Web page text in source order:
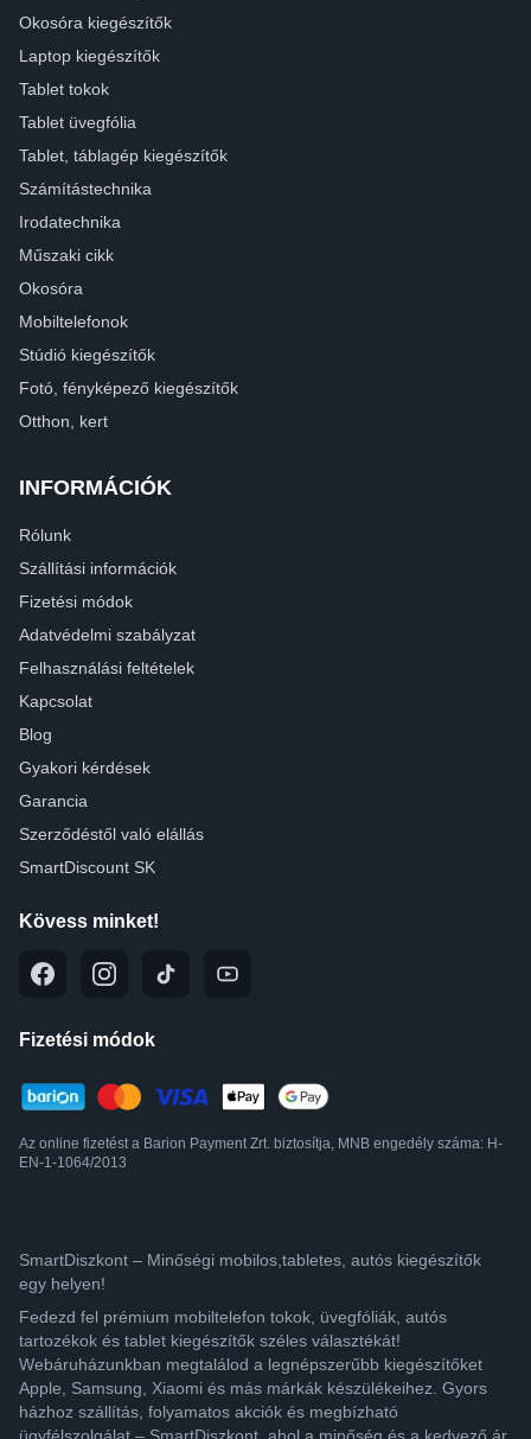
Okosóra kiegészítők
Laptop kiegészítők
Tablet tokok
Tablet üvegfólia
Tablet, táblagép kiegészítők
Számítástechnika
Irodatechnika
Műszaki cikk
Okosóra
Mobiltelefonok
Stúdió kiegészítők
Fotó, fényképező kiegészítők
Otthon, kert
INFORMÁCIÓK
Rólunk
Szállítási információk
Fizetési módok
Adatvédelmi szabályzat
Felhasználási feltételek
Kapcsolat
Blog
Gyakori kérdések
Garancia
Szerződéstől való elállás
SmartDiscount SK
Kövess minket!
Fizetési módok
Az online fizetést a Barion Payment Zrt. biztosítja, MNB engedély száma: H-
EN-1-1064/2013
SmartDiszkont – Minőségi mobilos,tabletes, autós kiegészítők
egy helyen!
Fedezd fel prémium mobiltelefon tokok, üvegfóliák, autós
tartozékok és tablet kiegészítők széles választékát!
Webáruházunkban megtalálod a legnépszerűbb kiegészítőket
Apple, Samsung, Xiaomi és más márkák készülékeihez. Gyors
házhoz szállítás, folyamatos akciók és megbízható